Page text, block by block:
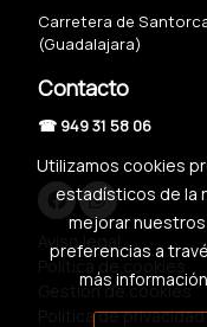
Carretera de
(Guadalajara)
Contacto
☎ 949 31 58 06
Aviso legal
Política de cookies
Gestión de cookies
Política de privacidad
Utilizamos cookies
estadísticos de la
mejorar
preferencias a
más